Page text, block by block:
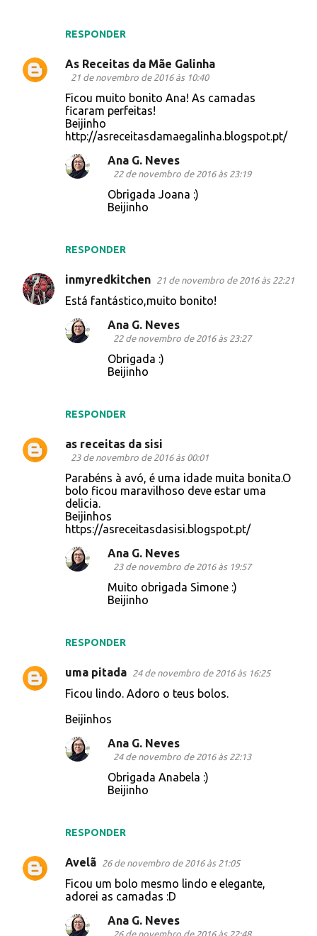
RESPONDER
As Receitas da Mãe Galinha
21 de novembro de 2016 às 10:40
Ficou muito bonito Ana! As camadas
ficaram perfeitas!
Beijinho
http://asreceitasdamaegalinha.blogspot.pt/
RESPONDER
Ana G. Neves
22 de novembro de 2016 às 23:19
Obrigada Joana :)
Beijinho
inmyredkitchen 21 de novembro de 2016 às 22:21
Está fantástico,muito bonito!
RESPONDER
Ana G. Neves
22 de novembro de 2016 às 23:27
Obrigada :)
Beijinho
as receitas da sisi
23 de novembro de 2016 às 00:01
Parabéns à avó, é uma idade muita bonita.O
bolo ficou maravilhoso deve estar uma
delicia.
Beijinhos
https://asreceitasdasisi.blogspot.pt/
RESPONDER
Ana G. Neves
23 de novembro de 2016 às 19:57
Muito obrigada Simone :)
Beijinho
uma pitada 24 de novembro de 2016 às 16:25
Ficou lindo. Adoro o teus bolos.
Beijinhos
RESPONDER
Ana G. Neves
24 de novembro de 2016 às 22:13
Obrigada Anabela :)
Beijinho
Avelã 26 de novembro de 2016 às 21:05
Ficou um bolo mesmo lindo e elegante,
adorei as camadas :D
Ana G. Neves
26 de novembro de 2016 às 22:48